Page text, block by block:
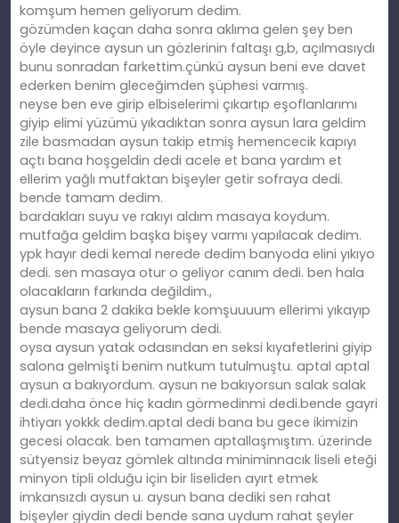
komşum hemen geliyorum dedim.
gözümden kaçan daha sonra aklıma gelen şey ben
öyle deyince aysun un gözlerinin faltaşı g,b, açılmasıydı
bunu sonradan farkettim.çünkü aysun beni eve davet
ederken benim gleceğimden şüphesi varmış.
neyse ben eve girip elbiselerimi çıkartıp eşoflanlarımı
giyip elimi yüzümü yıkadıktan sonra aysun lara geldim
zile basmadan aysun takip etmiş hemencecik kapıyı
açtı bana hoşgeldin dedi acele et bana yardım et
ellerim yağlı mutfaktan bişeyler getir sofraya dedi.
bende tamam dedim.
bardakları suyu ve rakıyı aldım masaya koydum.
mutfağa geldim başka bişey varmı yapılacak dedim.
ypk hayır dedi kemal nerede dedim banyoda elini yıkıyo
dedi. sen masaya otur o geliyor canım dedi. ben hala
olacakların farkında değildim.,
aysun bana 2 dakika bekle komşuuuum ellerimi yıkayıp
bende masaya geliyorum dedi.
oysa aysun yatak odasından en seksi kıyafetlerini giyip
salona gelmişti benim nutkum tutulmuştu. aptal aptal
aysun a bakıyordum. aysun ne bakıyorsun salak salak
dedi.daha önce hiç kadın görmedinmi dedi.bende gayri
ihtiyarı yokkk dedim.aptal dedi bana bu gece ikimizin
gecesi olacak. ben tamamen aptallaşmıştım. üzerinde
sütyensiz beyaz gömlek altında miniminnacık liseli eteği
minyon tipli olduğu için bir liseliden ayırt etmek
imkansızdı aysun u. aysun bana dediki sen rahat
bişeyler giydin dedi bende sana uydum rahat şeyler